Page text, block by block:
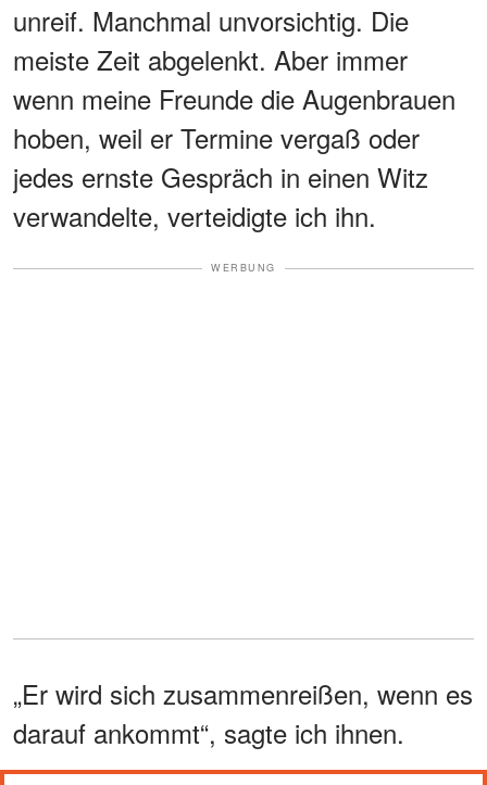
unreif. Manchmal unvorsichtig. Die
meiste Zeit abgelenkt. Aber immer
wenn meine Freunde die Augenbrauen
hoben, weil er Termine vergaß oder
jedes ernste Gespräch in einen Witz
verwandelte, verteidigte ich ihn.
WERBUNG
„Er wird sich zusammenreißen, wenn es
darauf ankommt“, sagte ich ihnen.